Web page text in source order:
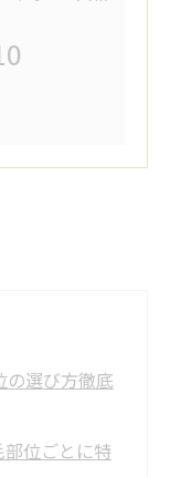
の選び方徹底
位ごとに特